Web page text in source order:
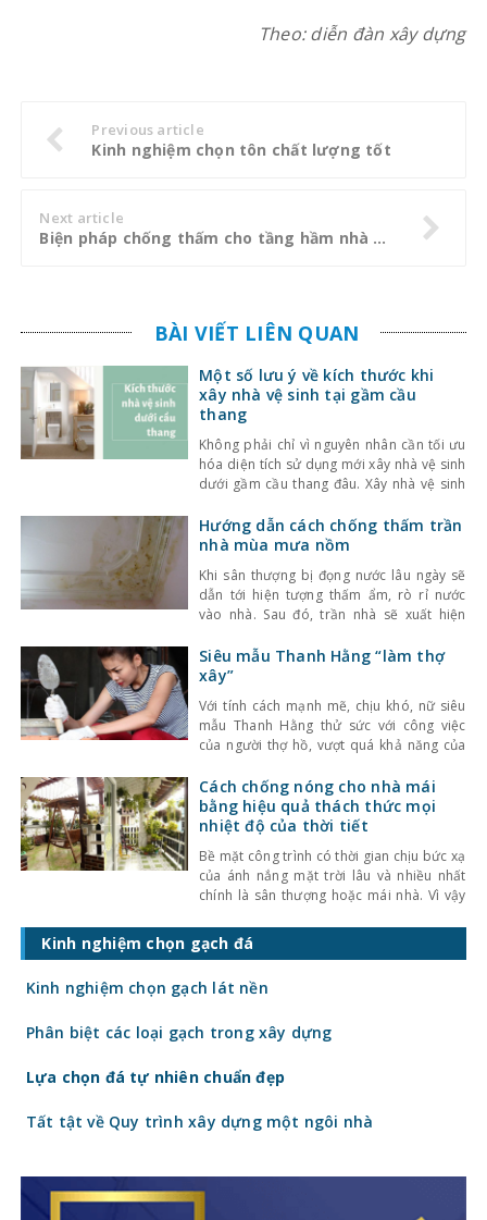
Theo: diễn đàn xây dựng
Previous article
Kinh nghiệm chọn tôn chất lượng tốt
Next article
Biện pháp chống thấm cho tầng hầm nhà cao tầng
BÀI VIẾT LIÊN QUAN
Một số lưu ý về kích thước khi
xây nhà vệ sinh tại gầm cầu
thang
Không phải chỉ vì nguyên nhân cần tối ưu
hóa diện tích sử dụng mới xây nhà vệ sinh
dưới gầm cầu thang đâu. Xây nhà vệ sinh
phong thủy và thẩm mỹ. Để đảm bảo nhà
vệ sinh dưới gầm cầu thang được sử dụng
Hướng dẫn cách chống thấm trần
nhà mùa mưa nồm
Khi sân thượng bị đọng nước lâu ngày sẽ
dẫn tới hiện tượng thấm ẩm, rò rỉ nước
vào nhà. Sau đó, trần nhà sẽ xuất hiện
vàng hoặc một số nơi đọng nước nhỏ giọt
làm hỏng trần nhà gây mất thẩm mĩ và vệ
Siêu mẫu Thanh Hằng “làm thợ
xây”
Với tính cách mạnh mẽ, chịu khó, nữ siêu
mẫu Thanh Hằng thử sức với công việc
của người thợ hồ, vượt quá khả năng của
catwalk. Thanh Hằng phải dậy từ sáng
sớm đến công trình xây dựng, chuẩn bị
một ngày trải nghiệm thú vị.
Cách chống nóng cho nhà mái
bằng hiệu quả thách thức mọi
nhiệt độ của thời tiết
Bề mặt công trình có thời gian chịu bức xạ
của ánh nắng mặt trời lâu và nhiều nhất
chính là sân thượng hoặc mái nhà. Vì vậy
thuật chống nóng sân thượng sẽ góp phần
làm mát cho các công trình xây dựng. Sau
Kinh nghiệm chọn gạch đá
Kinh nghiệm chọn gạch lát nền
Phân biệt các loại gạch trong xây dựng
Lựa chọn đá tự nhiên chuẩn đẹp
Tất tật về Quy trình xây dựng một ngôi nhà